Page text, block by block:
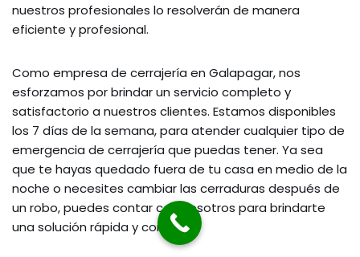
nuestros profesionales lo resolverán de manera
eficiente y profesional.
Como empresa de cerrajería en Galapagar, nos
esforzamos por brindar un servicio completo y
satisfactorio a nuestros clientes. Estamos disponibles
los 7 días de la semana, para atender cualquier tipo de
emergencia de cerrajería que puedas tener. Ya sea
que te hayas quedado fuera de tu casa en medio de la
noche o necesites cambiar las cerraduras después de
un robo, puedes contar con nosotros para brindarte
una solución rápida y confiable.